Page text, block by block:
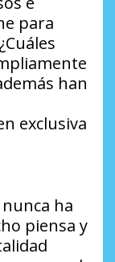
para
¿Cuáles
han
exclusiva
ha
piensa y